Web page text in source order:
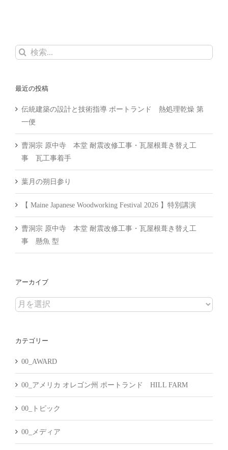
検
最近の投稿
伝統建築の設計と技術指導 ポートランド 熱処理乾燥 第
一便
曹洞宗 原中寺 本堂 耐震改修工事・瓦屋根葺き替え工
事 瓦工事着手
葉月の朔日参り
【 Maine Japanese Woodworking Festival 2026 】特別講演
曹洞宗 原中寺 本堂 耐震改修工事・瓦屋根葺き替え工
事 懸魚 型
アーカイブ
ア
イ
カテゴリー
00_AWARD
00_アメリカ オレゴン州 ポートランド HILL FARM
00_トピック
00_メディア